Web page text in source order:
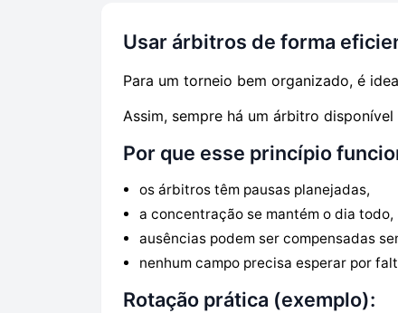
Usar árbitros de forma
Para um torneio bem organizado, é
Assim, sempre há um árbitro
Por que esse princípio
os árbitros têm pausas planejadas,
a concentração se mantém o dia todo,
ausências podem ser compensadas
nenhum campo precisa esperar por
Rotação prática (exemplo):